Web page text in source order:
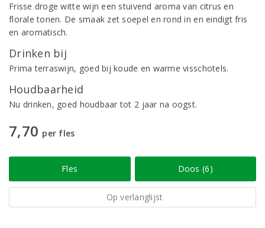
Frisse droge witte wijn een stuivend aroma van citrus en
florale tonen. De smaak zet soepel en rond in en eindigt fris
en aromatisch.
Drinken bij
Prima terraswijn, goed bij koude en warme visschotels.
Houdbaarheid
Nu drinken, goed houdbaar tot 2 jaar na oogst.
7,70 per fles
Fles Doos (6)
Op verlanglijst